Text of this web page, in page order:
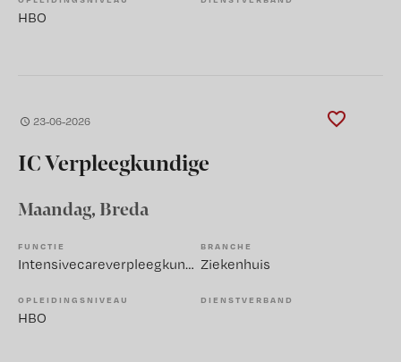
HBO
23-06-2026
IC Verpleegkundige
Maandag, Breda
FUNCTIE
Intensivecareverpleegkundige
BRANCHE
Ziekenhuis
OPLEIDINGSNIVEAU
HBO
DIENSTVERBAND